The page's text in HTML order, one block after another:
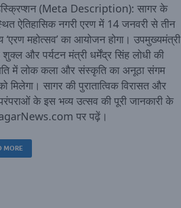
(Meta Description): सागर के
ऐतिहासिक नगरी एरण में 14 जनवरी से तीन
‘एरण महोत्सव’ का आयोजन होगा। उपमुख्यमंत्री
शुक्ल और पर्यटन मंत्री धर्मेंद्र सिंह लोधी की
में लोक कला और संस्कृति का अनूठा संगम
मिलेगा। सागर की पुरातात्विक विरासत और
के इस भव्य उत्सव की पूरी जानकारी के
पर पढ़ें।
MORE